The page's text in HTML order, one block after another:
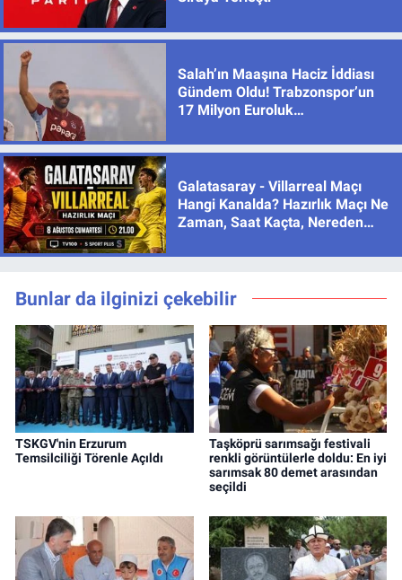
Salah’ın Maaşına Haciz İddiası
Gündem Oldu! Trabzonspor’un
17 Milyon Euroluk
Galatasaray - Villarreal Maçı
Hangi Kanalda? Hazırlık Maçı Ne
Zaman, Saat Kaçta, Nereden
Bunlar da ilginizi çekebilir
TSKGV'nin Erzurum
Temsilciliği Törenle Açıldı
Taşköprü sarımsağı festivali
renkli görüntülerle doldu: En iyi
sarımsak 80 demet arasından
seçildi